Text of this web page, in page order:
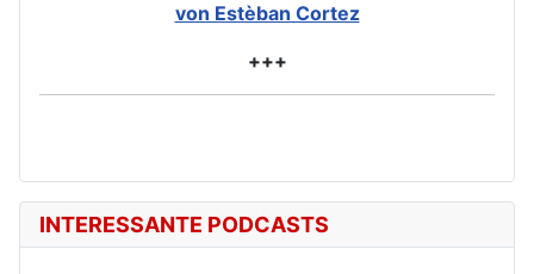
von Estèban Cortez
+++
INTERESSANTE PODCASTS